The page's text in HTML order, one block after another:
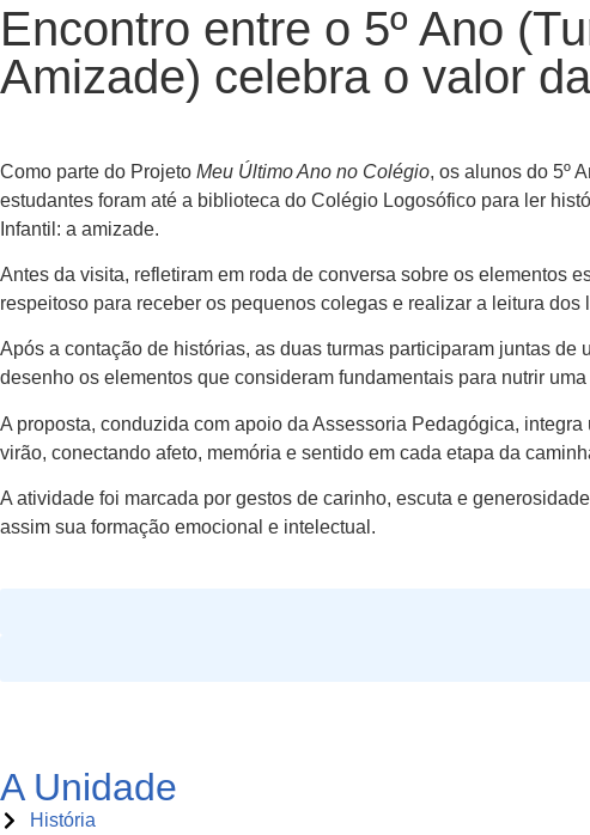
Encontro entre o 5º Ano
Amizade) celebra o valor
Como parte do Projeto Meu Último Ano no Colégio, os alunos do 5º
estudantes foram até a biblioteca do Colégio Logosófico para ler
Infantil: a amizade.
Antes da visita, refletiram em roda de conversa sobre os elementos
respeitoso para receber os pequenos colegas e realizar a leitura dos
Após a contação de histórias, as duas turmas participaram juntas
desenho os elementos que consideram fundamentais para nutrir
A proposta, conduzida com apoio da Assessoria Pedagógica,
virão, conectando afeto, memória e sentido em cada etapa da
A atividade foi marcada por gestos de carinho, escuta e
assim sua formação emocional e intelectual.
A Unidade
História